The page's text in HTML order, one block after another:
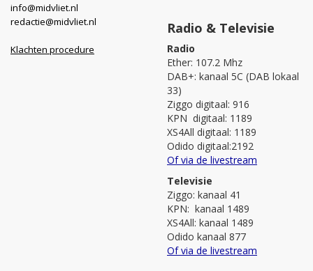
info@midvliet.nl
redactie@midvliet.nl
Klachten procedure
Radio & Televisie
Radio
Ether: 107.2 Mhz
DAB+: kanaal 5C (DAB lokaal
33)
Ziggo digitaal: 916
KPN digitaal: 1189
XS4All digitaal: 1189
Odido digitaal:2192
Of via de livestream
Televisie
Ziggo: kanaal 41
KPN: kanaal 1489
XS4All: kanaal 1489
Odido kanaal 877
Of via de livestream